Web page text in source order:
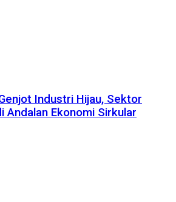
Industri Hijau, Sektor
Andalan Ekonomi Sirkular